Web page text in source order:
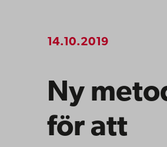
14.10.2019
Ny
för att